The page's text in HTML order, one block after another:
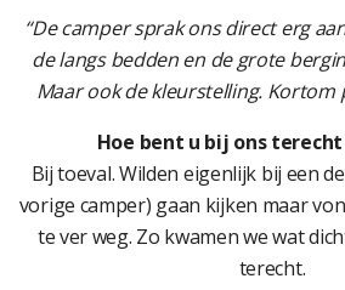
“De camper sprak ons direct erg
de langs bedden en de grote
Maar ook de kleurstelling. Kortom
Hoe bent u bij ons
Bij toeval. Wilden eigenlijk bij een
vorige camper) gaan kijken maar
te ver weg. Zo kwamen we wat
terecht.